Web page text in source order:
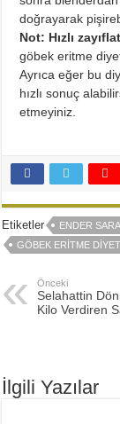
doğrayarak
Not: Hızlı
göbek eritme
Ayrıca eğer bu
hızlı sonuç
etmeyiniz.
Etiketler ENDER
GÖBEK ERITME
Önceki
Selahattin
Kilo Verdiren
İlgili Yazılar